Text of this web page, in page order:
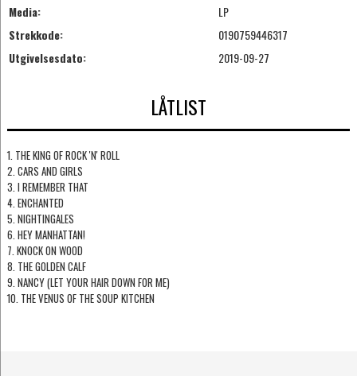
Media:
LP
Strekkode:
0190759446317
Utgivelsesdato:
2019-09-27
LÅTLIST
1. THE KING OF ROCK 'N' ROLL
2. CARS AND GIRLS
3. I REMEMBER THAT
4. ENCHANTED
5. NIGHTINGALES
6. HEY MANHATTAN!
7. KNOCK ON WOOD
8. THE GOLDEN CALF
9. NANCY (LET YOUR HAIR DOWN FOR ME)
10. THE VENUS OF THE SOUP KITCHEN